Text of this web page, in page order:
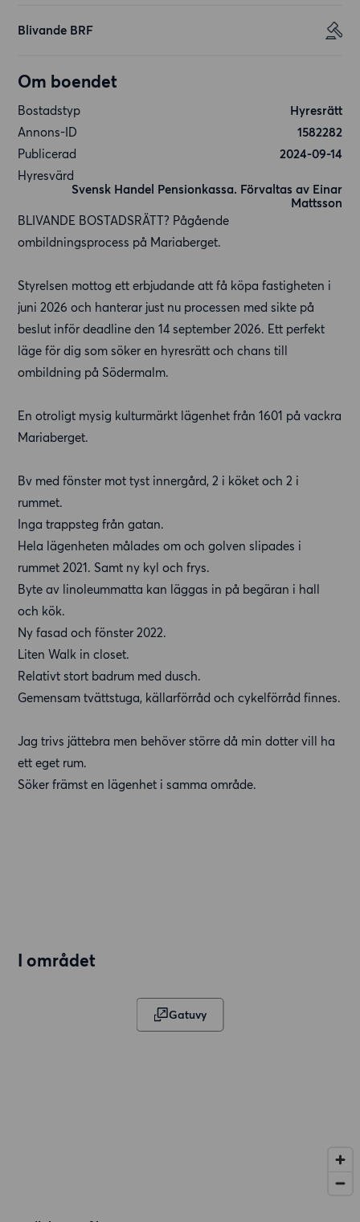
Blivande BRF
Om boendet
Bostadstyp
Hyresrätt
Annons-ID
1582282
Publicerad
2024-09-14
Hyresvärd
Svensk Handel Pensionkassa. Förvaltas av Einar
Mattsson
BLIVANDE BOSTADSRÄTT? Pågående
ombildningsprocess på Mariaberget.
Styrelsen mottog ett erbjudande att få köpa fastigheten i
juni 2026 och hanterar just nu processen med sikte på
beslut inför deadline den 14 september 2026. Ett perfekt
läge för dig som söker en hyresrätt och chans till
ombildning på Södermalm.
En otroligt mysig kulturmärkt lägenhet från 1601 på vackra
Mariaberget.
Bv med fönster mot tyst innergård, 2 i köket och 2 i
rummet.
Inga trappsteg från gatan.
Hela lägenheten målades om och golven slipades i
rummet 2021. Samt ny kyl och frys.
Byte av linoleummatta kan läggas in på begäran i hall
och kök.
Ny fasad och fönster 2022.
Liten Walk in closet.
Relativt stort badrum med dusch.
Gemensam tvättstuga, källarförråd och cykelförråd finnes.
Jag trivs jättebra men behöver större då min dotter vill ha
ett eget rum.
Söker främst en lägenhet i samma område.
I området
Gatuvy